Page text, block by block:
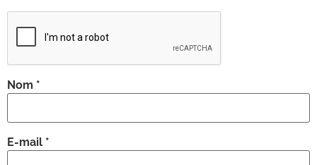
Nom *
E-mail *